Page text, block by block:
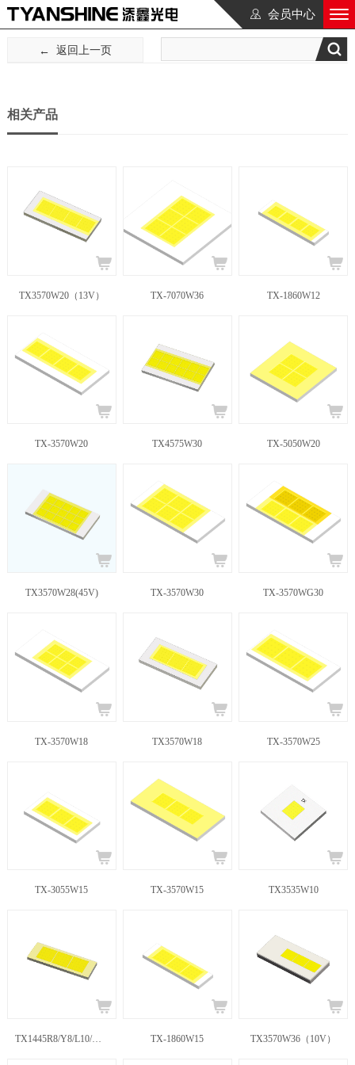
会员中心
返回上一页
相关产品
TX3570W20（13V） TX-7070W36 TX-1860W12
TX-3570W20 TX4575W30 TX-5050W20
TX3570W28(45V) TX-3570W30 TX-3570WG30
TX-3570W18 TX3570W18 TX-3570W25
TX-3055W15 TX-3570W15 TX3535W10
TX1445R8/Y8/L10/W10 TX-1860W15 TX3570W36（10V）